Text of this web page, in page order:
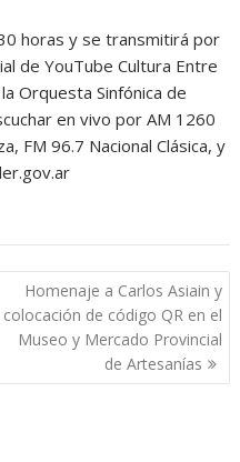
horas y se transmitirá por
de YouTube Cultura Entre
Orquesta Sinfónica de
en vivo por AM 1260
FM 96.7 Nacional Clásica, y
Homenaje a Carlos Asiain y
colocación de código QR en el
Museo y Mercado Provincial
de Artesanías